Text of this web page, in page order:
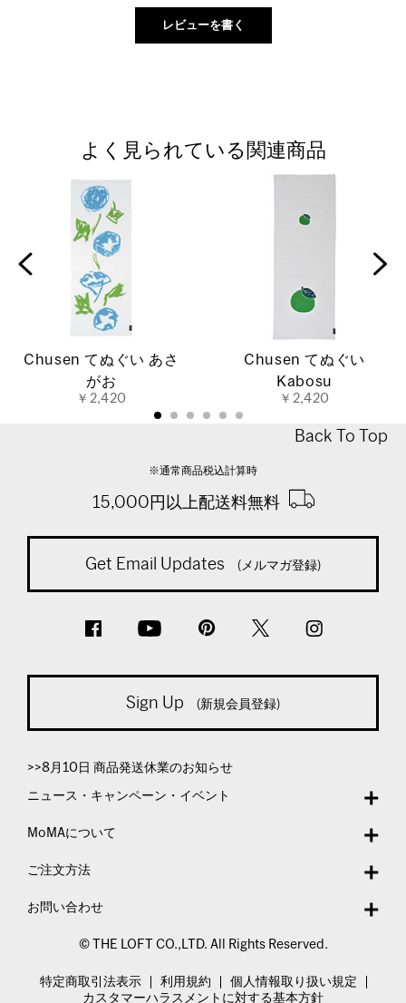
よく見られている関連商品
Chusen てぬぐい あさ
がお
￥2,420
Chusen てぬぐい
Kabosu
￥2,420
Back To Top
※通常商品税込計算時
15,000円以上配送料無料
Get Email Updates (メルマガ登録)
Sign Up (新規会員登録)
>>8月10日 商品発送休業のお知らせ
ニュース・キャンペーン・イベント
MoMAについて
ご注文方法
お問い合わせ
© THE LOFT CO.,LTD. All Rights Reserved.
特定商取引法表示 利用規約
個人情報取り扱い規定
カスタマーハラスメントに対する基本方針